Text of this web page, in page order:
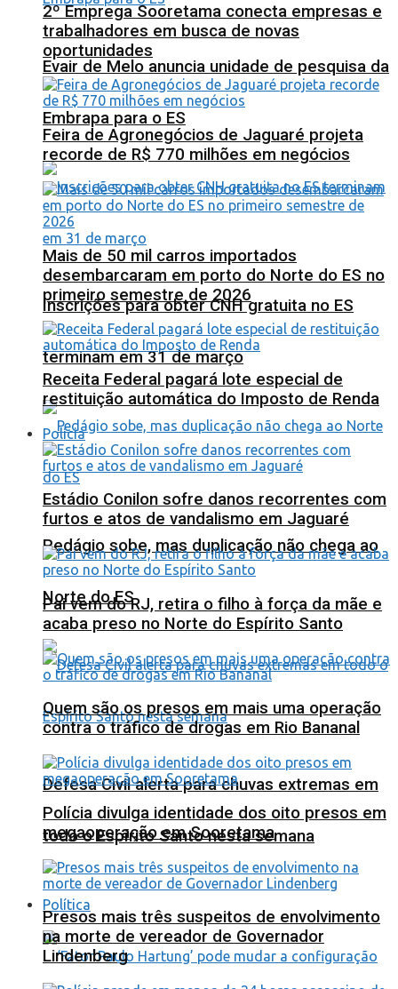
Evair de Melo anuncia unidade de pesquisa da
Embrapa para o ES
Inscrições para obter CNH gratuita no ES
terminam em 31 de março
Pedágio sobe, mas duplicação não chega ao
Norte do ES
Defesa Civil alerta para chuvas extremas em
todo o Espírito Santo nesta semana
Política
2º Emprega Sooretama conecta empresas e
trabalhadores em busca de novas
oportunidades
Feira de Agronegócios de Jaguaré projeta
recorde de R$ 770 milhões em negócios
Mais de 50 mil carros importados
desembarcaram em porto do Norte do ES no
primeiro semestre de 2026
Receita Federal pagará lote especial de
restituição automática do Imposto de Renda
Polícia
Estádio Conilon sofre danos recorrentes com
furtos e atos de vandalismo em Jaguaré
Pai vem do RJ, retira o filho à força da mãe e
acaba preso no Norte do Espírito Santo
Quem são os presos em mais uma operação
contra o tráfico de drogas em Rio Bananal
Polícia divulga identidade dos oito presos em
megaoperação em Sooretama
Presos mais três suspeitos de envolvimento
na morte de vereador de Governador
Lindenberg